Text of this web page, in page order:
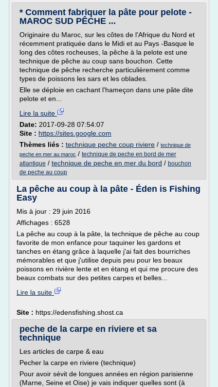
* Comment fabriquer la pâte pour pelote -
MAROC SUD PÊCHE ...
Originaire du Maroc, sur les côtes de l'Afrique du Nord et
récemment pratiquée dans le Midi et au Pays -Basque le
long des côtes rocheuses, la pêche à la pelote est une
technique de pêche au coup sans bouchon. Cette
technique de pêche recherche particulièrement comme
types de poissons les sars et les oblades.
Elle se déploie en cachant l'hameçon dans une pâte dite
pelote et en...
Lire la suite
Date: 2017-09-28 07:54:07
Site : https://sites.google.com
Thèmes liés : technique peche coup riviere / technique de
peche en mer au maroc / technique de peche en bord de mer
atlantique / technique de peche en mer du bord / bouchon
de peche au coup
La pêche au coup à la pâte - Éden is Fishing
Easy
Mis à jour : 29 juin 2016
Affichages : 6528
La pêche au coup à la pâte, la technique de pêche au coup
favorite de mon enfance pour taquiner les gardons et
tanches en étang grâce à laquelle j'ai fait des bourriches
mémorables et que j'utilise depuis peu pour les beaux
poissons en rivière lente et en étang et qui me procure des
beaux combats sur des petites carpes et belles...
Lire la suite
Site : https://edensfishing.shost.ca
peche de la carpe en riviere et sa
technique
Les articles de carpe & eau
Pecher la carpe en riviere (technique)
Pour avoir sévit de longues années en région parisienne
(Marne, Seine et Oise) je vais indiquer quelles sont (à